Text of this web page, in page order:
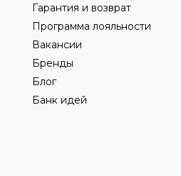
Гарантия и возврат
Программа лояльности
Вакансии
Бренды
Блог
Банк идей